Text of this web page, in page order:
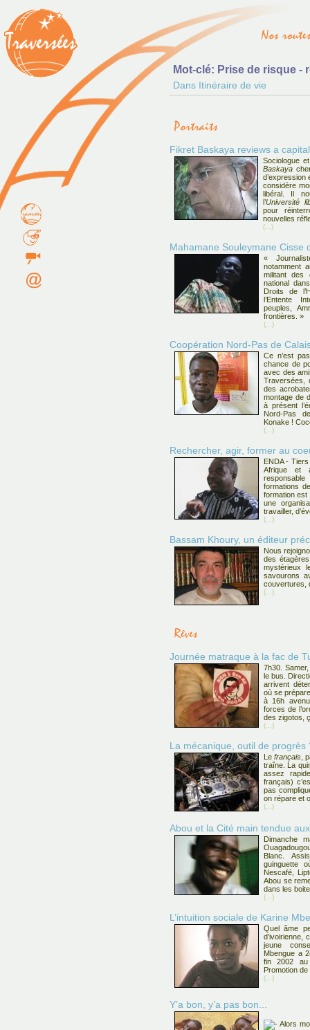
Mot-clé: Prise de risque -
Dans Itinéraire de vie
Fikret Baskaya reviews a
Sociologue
Baskaya
d’expression
considère
libéral. Il
l’Université
pour
nouvelles
(...)
Mahamane Souleymane Cisse
«
notamment
militant des
national
Droits de
l’Entente
peuples,
frontières. »
(...)
Coopération Nord-Pas de
Ce n’est
chance de
avec des
Traversées,
des
montage de
à présent
Nord-Pas
Konake !
(...)
Rechercher, agir, former au
ENDA -
Afrique et
formations
formation est
une
travailler,
(...)
Bassam Khoury, un éditeur
Nous
des
mystérieux
savourons
couvertures,
(...)
Journée matraque à la fac de
7h30.
le bus.
arrivent
où se
à 16h
forces de
des zigotos,
(...)
La mécanique, outil de progrès
Lefrançais ,
traîne. La
assez
français)
pas
on répare et
(...)
Abou et la Cité main tendue
Dimanche
Blanc.
guinguette
Nescafé,
Abou se
dans les
(...)
L’intuition sociale de Karine
Quel âme
d’ivoirienne,
jeune
Mbengue a
fin 2002 au
Promotion de
(...)
Y’a bon, y’a pas bon...
Alors